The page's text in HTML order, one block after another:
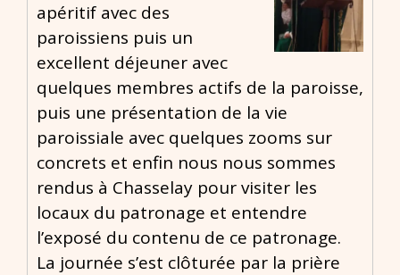
apéritif avec des
paroissiens puis un
excellent déjeuner avec
quelques membres actifs de la paroisse,
puis une présentation de la vie
paroissiale avec quelques zooms sur
concrets et enfin nous nous sommes
rendus à Chasselay pour visiter les
locaux du patronage et entendre
l’exposé du contenu de ce patronage.
La journée s’est clôturée par la prière